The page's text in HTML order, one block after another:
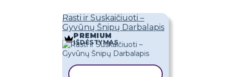
Rasti ir Suskaičiuoti –
Gyvūnų Šnipų Darbalapis
PREMIUM
IŠDĖSTYMAS